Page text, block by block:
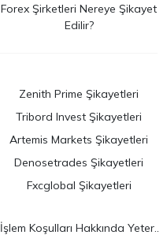
Forex Şirketleri Nereye Şikayet
Edilir?
Zenith Prime Şikayetleri
Tribord Invest Şikayetleri
Artemis Markets Şikayetleri
Denosetrades Şikayetleri
Fxcglobal Şikayetleri
İşlem Koşulları Hakkında Yeter..